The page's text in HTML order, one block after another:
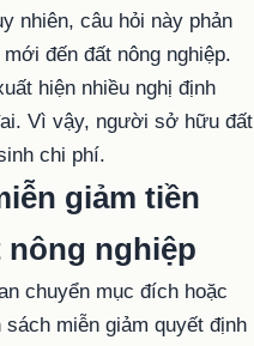
nhiên, câu hỏi này phản
đến đất nông nghiệp.
hiện nhiều nghị định
Vì vậy, người sở hữu đất
chi phí.
giảm tiền
nghiệp
chuyển mục đích hoặc
miễn giảm quyết định